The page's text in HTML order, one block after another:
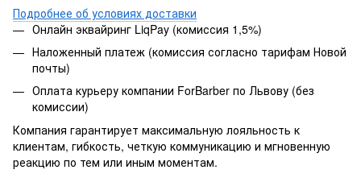
Подробнее об условиях доставки
Онлайн эквайринг LiqPay (комиссия 1,5%)
Наложенный платеж (комиссия согласно тарифам Новой
почты)
Оплата курьеру компании ForBarber по Львову (без
комиссии)
Компания гарантирует максимальную лояльность к
клиентам, гибкость, четкую коммуникацию и мгновенную
реакцию по тем или иным моментам.